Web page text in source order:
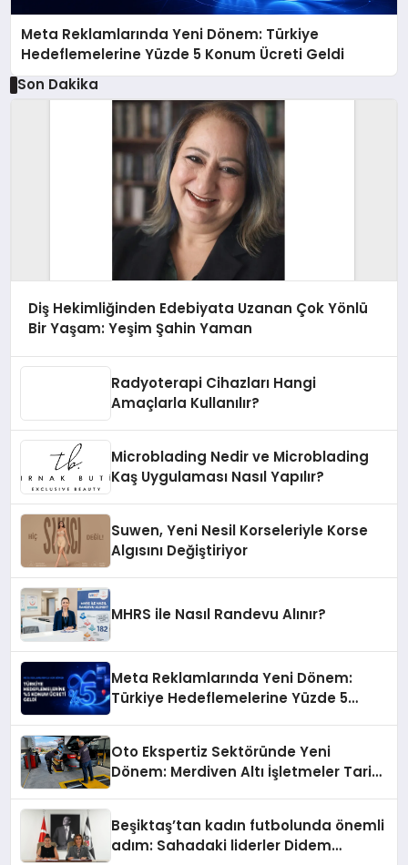
Meta Reklamlarında Yeni Dönem: Türkiye
Hedeflemelerine Yüzde 5 Konum Ücreti Geldi
Son Dakika
Diş Hekimliğinden Edebiyata Uzanan Çok Yönlü
Bir Yaşam: Yeşim Şahin Yaman
Radyoterapi Cihazları Hangi
Amaçlarla Kullanılır?
Microblading Nedir ve Microblading
Kaş Uygulaması Nasıl Yapılır?
Suwen, Yeni Nesil Korseleriyle Korse
Algısını Değiştiriyor
MHRS ile Nasıl Randevu Alınır?
Meta Reklamlarında Yeni Dönem:
Türkiye Hedeflemelerine Yüzde 5
Oto Ekspertiz Sektöründe Yeni
Dönem: Merdiven Altı İşletmeler Tarih
Beşiktaş’tan kadın futbolunda önemli
adım: Sahadaki liderler Didem